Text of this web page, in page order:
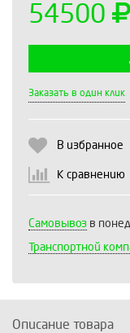
54500
Заказать в один клик
В избранное
К сравнению
Самовывоз в
Транспортной
Описание товара